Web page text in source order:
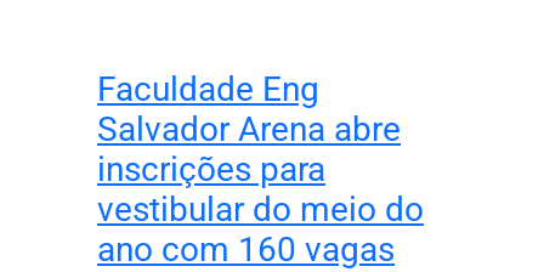
Faculdade Eng
Salvador Arena abre
inscrições para
vestibular do meio do
ano com 160 vagas